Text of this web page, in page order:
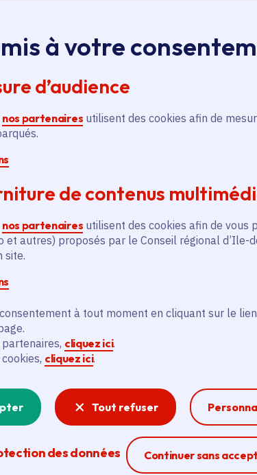
à votre
d’audience
nos partenaires utilisent des cookies afin de
de contenus
nos partenaires utilisent des cookies afin de vous
et autres) proposés par le Conseil régional d’Ile-
site.
à tout moment en cliquant sur le
cliquez ici.
cliquez ici.
Tout refuser
des données Continuer sans
Ferme la
Championnat d'Europe et
de France d'aviron Indoor
Voté en 2022
Paris 16e Arrondissement (75)
En savoir plus
active
Actualité